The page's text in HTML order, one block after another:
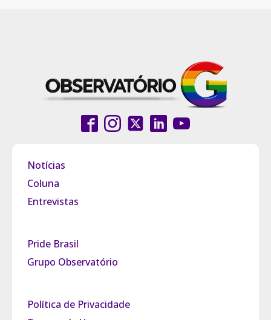
Notícias
Coluna
Entrevistas
Pride Brasil
Grupo Observatório
Política de Privacidade